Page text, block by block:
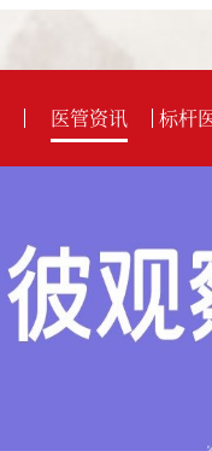
医管资讯 标杆